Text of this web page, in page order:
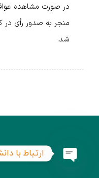
در صورت مشاهده
منجر به صدور رأی در
شد.
ارتباط با